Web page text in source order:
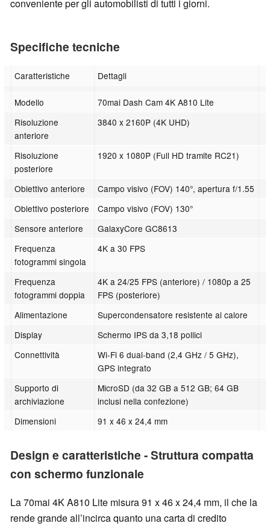
conveniente per gli automobilisti di tutti i giorni.
Specifiche tecniche
Caratteristiche Dettagli
Modello
70mai Dash Cam 4K A810 Lite
Risoluzione
anteriore
3840 x 2160P (4K UHD)
Risoluzione
posteriore
1920 x 1080P (Full HD tramite RC21)
Obiettivo anteriore
Campo visivo (FOV) 140°, apertura f/1.55
Obiettivo posteriore
Campo visivo (FOV) 130°
Sensore anteriore
GalaxyCore GC8613
Frequenza
fotogrammi singola
4K a 30 FPS
Frequenza
fotogrammi doppia
4K a 24/25 FPS (anteriore) / 1080p a 25
FPS (posteriore)
Alimentazione
Supercondensatore resistente al calore
Display
Schermo IPS da 3,18 pollici
Connettività
Wi-Fi 6 dual-band (2,4 GHz / 5 GHz),
GPS integrato
Supporto di
archiviazione
MicroSD (da 32 GB a 512 GB; 64 GB
inclusi nella confezione)
Dimensioni
91 x 46 x 24,4 mm
Design e caratteristiche - Struttura compatta
con schermo funzionale
La 70mai 4K A810 Lite misura 91 x 46 x 24,4 mm, il che la
rende grande all’incirca quanto una carta di credito